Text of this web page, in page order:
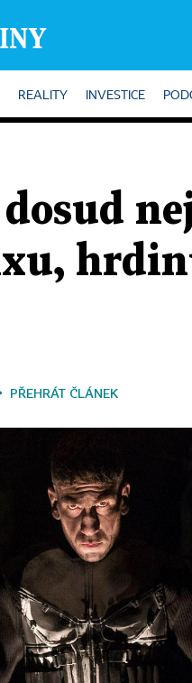
REALITY INVESTICE
PŘEHRÁT ČLÁNEK